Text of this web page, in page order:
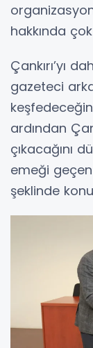
hakkında
Çankırı’yı
gazeteci
ardından
çıkacağını
emeği
şeklinde